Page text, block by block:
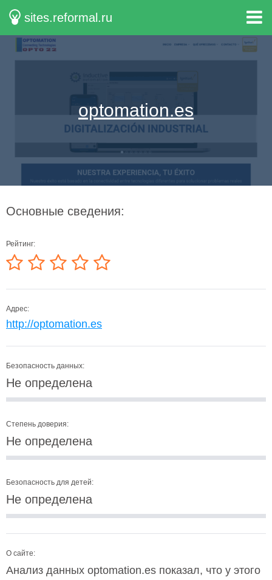
sites.reformal.ru
optomation.es
Основные сведения:
Рейтинг:
Адрес:
http://optomation.es
Безопасность данных:
Не определена
Степень доверия:
Не определена
Безопасность для детей:
Не определена
О сайте:
Анализ данных optomation.es показал, что у этого